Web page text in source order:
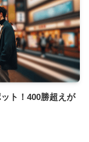
ト！400勝超えが